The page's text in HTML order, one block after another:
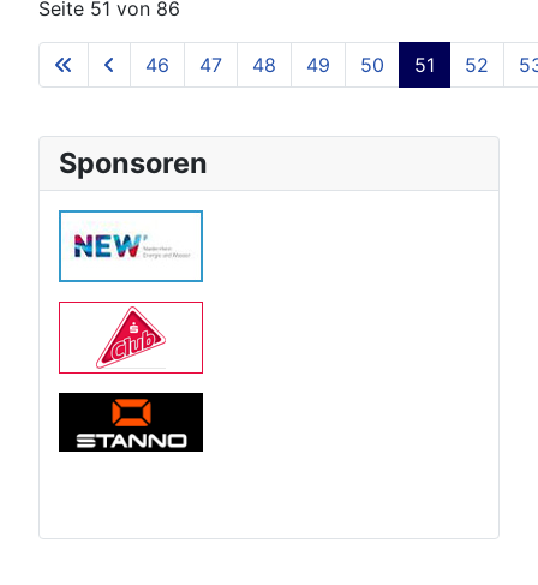
Seite 51 von 86
46 47 48 49 50 51 52
Sponsoren